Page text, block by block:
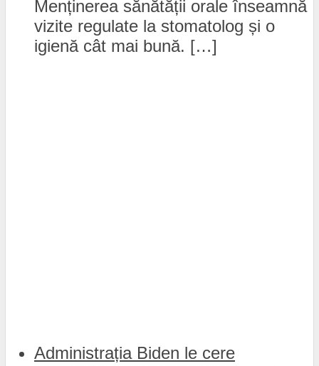
Menținerea sănătății orale înseamnă
vizite regulate la stomatolog și o
igienă cât mai bună. […]
Administrația Biden le cere